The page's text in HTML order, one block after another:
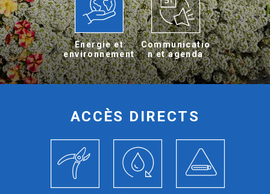
Energie et
environnement
Communicatio
n et agenda
ACCÈS DIRECTS